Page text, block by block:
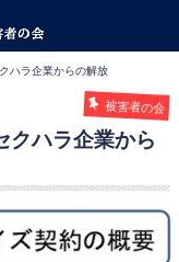
ハラ企業からの解放
被害者の会
クハラ企業から